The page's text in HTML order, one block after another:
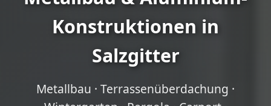
Konstruktionen in
Salzgitter
Metallbau · Terrassenüberdachung ·